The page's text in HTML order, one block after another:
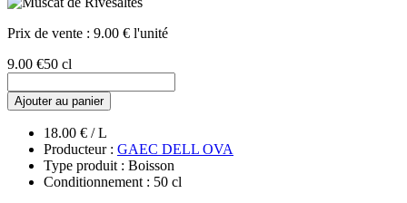
Prix de vente : 9.00 € l'unité
9.00 €50 cl
Ajouter au panier
18.00 € / L
Producteur : GAEC DELL OVA
Type produit : Boisson
Conditionnement : 50 cl